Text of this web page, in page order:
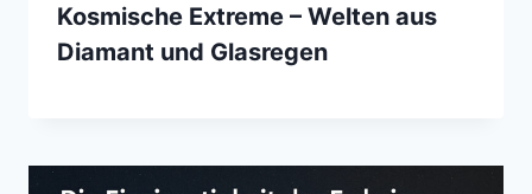
Kosmische Extreme – Welten aus
Diamant und Glasregen